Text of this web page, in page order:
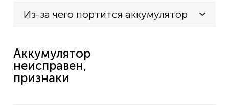
Из-за чего портится аккумулятор
Аккумулятор
неисправен,
признаки